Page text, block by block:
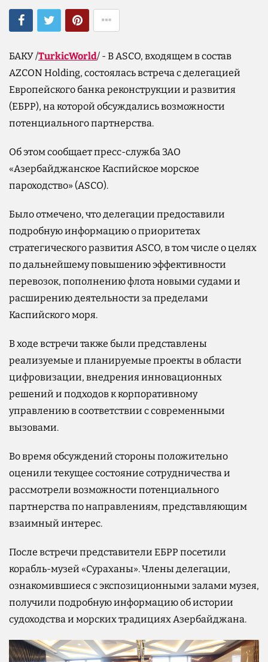
БАКУ /TurkicWorld/ - В ASCO, входящем в состав
AZCON Holding, состоялась встреча с делегацией
Европейского банка реконструкции и развития
(ЕБРР), на которой обсуждались возможности
потенциального партнерства.
Об этом сообщает пресс-служба ЗАО
«Азербайджанское Каспийское морское
пароходство» (ASCO).
Было отмечено, что делегации предоставили
подробную информацию о приоритетах
стратегического развития ASCO, в том числе о целях
по дальнейшему повышению эффективности
перевозок, пополнению флота новыми судами и
расширению деятельности за пределами
Каспийского моря.
В ходе встречи также были представлены
реализуемые и планируемые проекты в области
цифровизации, внедрения инновационных
решений и подходов к корпоративному
управлению в соответствии с современными
вызовами.
Во время обсуждений стороны положительно
оценили текущее состояние сотрудничества и
рассмотрели возможности потенциального
партнерства по направлениям, представляющим
взаимный интерес.
После встречи представители ЕБРР посетили
корабль-музей «Сураханы». Члены делегации,
ознакомившиеся с экспозиционными залами музея,
получили подробную информацию об истории
судоходства и морских традициях Азербайджана.